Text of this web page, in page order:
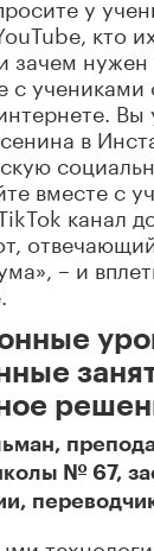
кто
зачем нужен
с
Вы
в
вместе с
канал
– и
№ 67,